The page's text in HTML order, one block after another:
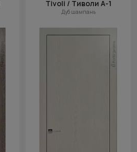
Tivoli / Тиволи А-1
Дуб шампань